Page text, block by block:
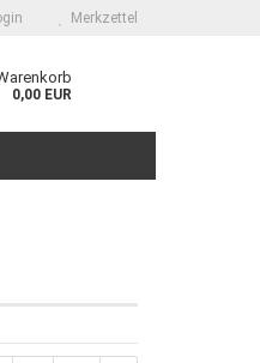
Merkzettel
0,00 EUR